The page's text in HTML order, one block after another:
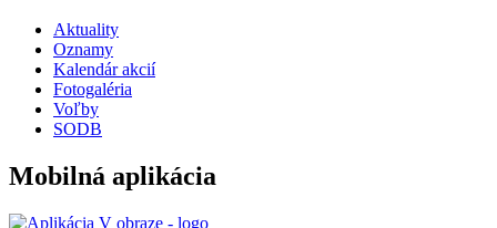
Aktuality
Oznamy
Kalendár akcií
Fotogaléria
Voľby
SODB
Mobilná aplikácia